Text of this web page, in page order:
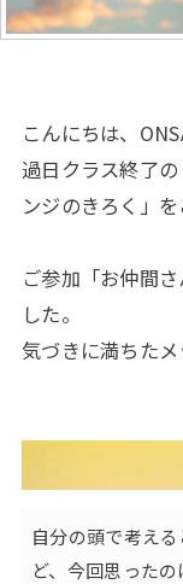
こんにちは、
過日クラス終了
ンジのきろく」を
ご参加「お仲間
した。
気づきに満ちたメ
自分の頭で考え
ど、今回思った